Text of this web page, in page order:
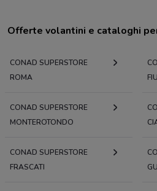
Offerte volantini e cataloghi
CONAD SUPERSTORE
ROMA
CONAD SUPERSTORE
MONTEROTONDO
CONAD SUPERSTORE
FRASCATI